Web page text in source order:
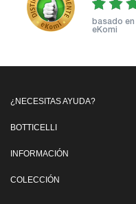
basado en
eKomi
¿NECESITAS AYUDA?
BOTTICELLI
INFORMACIÓN
COLECCIÓN